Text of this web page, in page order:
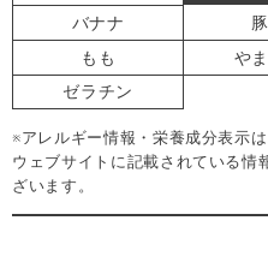
バナナ
もも
や
ゼラチン
※アレルギー情報・栄養成分表示
ウェブサイトに記載されている情
ざいます。